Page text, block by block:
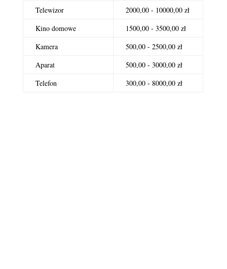
Telewizor
2000,00 - 10000,00 zł
Kino domowe
1500,00 - 3500,00 zł
Kamera
500,00 - 2500,00 zł
Aparat
500,00 - 3000,00 zł
Telefon
300,00 - 8000,00 zł